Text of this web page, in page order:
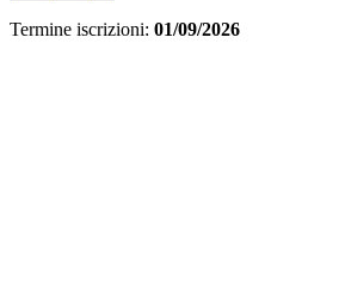
Termine iscrizioni: 01/09/2026